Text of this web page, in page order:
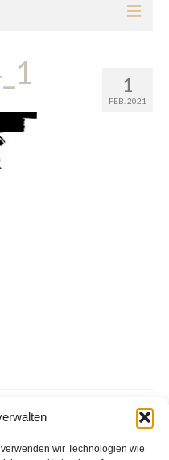
wir Technologien wie
1
FEB. 2021